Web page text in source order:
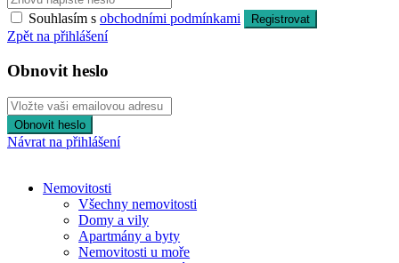
Souhlasím s obchodními podmínkami Registrovat
Zpět na přihlášení
Obnovit heslo
Obnovit heslo
Návrat na přihlášení
Nemovitosti
Všechny nemovitosti
Domy a vily
Apartmány a byty
Nemovitosti u moře